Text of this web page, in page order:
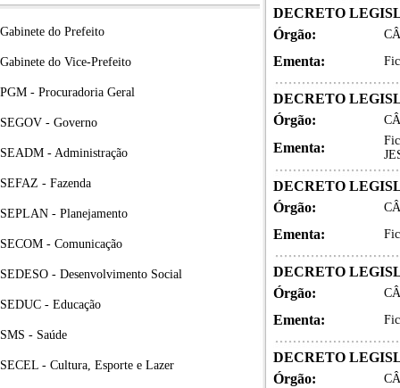
Gabinete do Prefeito
Gabinete do Vice-Prefeito
PGM - Procuradoria Geral
SEGOV - Governo
SEADM - Administração
SEFAZ - Fazenda
SEPLAN - Planejamento
SECOM - Comunicação
SEDESO - Desenvolvimento Social
SEDUC - Educação
SMS - Saúde
SECEL - Cultura, Esporte e Lazer
DECRETO
Órgão:
Ementa:
DECRETO
Órgão:
Ementa:
DECRETO
Órgão:
Ementa:
DECRETO
Órgão:
Ementa:
DECRETO
Órgão: